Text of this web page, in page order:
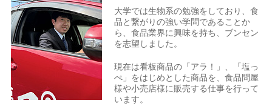
大学では生物系の勉強をしており、食
品と繋がりの強い学問であることか
ら、食品業界に興味を持ち、ブンセン
を志望しました。
現在は看板商品の「アラ！」、「塩っ
ぺ」をはじめとした商品を、食品問屋
様や小売店様に販売する仕事を行って
います。